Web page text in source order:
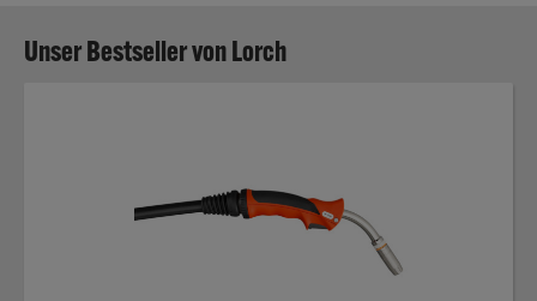
Unser Bestseller von Lorch